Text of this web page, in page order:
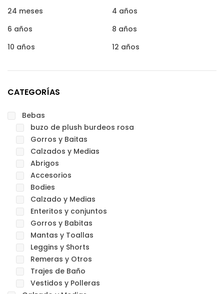
24 meses
4 años
6 años
8 años
10 años
12 años
CATEGORÍAS
Bebas
buzo de plush burdeos rosa
Gorros y Baitas
Calzados y Medias
Abrigos
Accesorios
Bodies
Calzado y Medias
Enteritos y conjuntos
Gorros y Babitas
Mantas y Toallas
Leggins y Shorts
Remeras y Otros
Trajes de Baño
Vestidos y Polleras